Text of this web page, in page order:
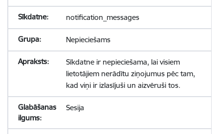
notification_messages
Nepieciešams
Sīkdatne ir nepieciešama, lai visiem
lietotājiem nerādītu ziņojumus pēc tam,
kad viņi ir izlasījuši un aizvēruši tos.
Sesija